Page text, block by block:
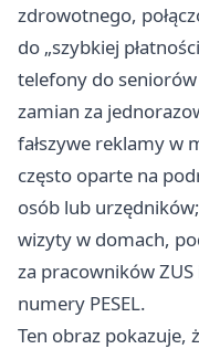
zdrowotnego,
do „szybkiej
telefony do
zamian za
fałszywe reklamy w
często oparte na
osób lub urzędników;
wizyty w domach,
za pracowników
numery PESEL.
Ten obraz pokazuje,